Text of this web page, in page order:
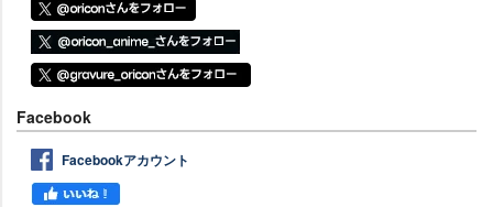
Facebook
Facebookアカウント